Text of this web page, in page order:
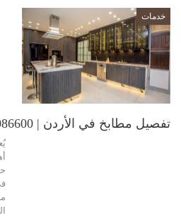
خدمات
تفصيل مطابخ في الأردن | 788086600